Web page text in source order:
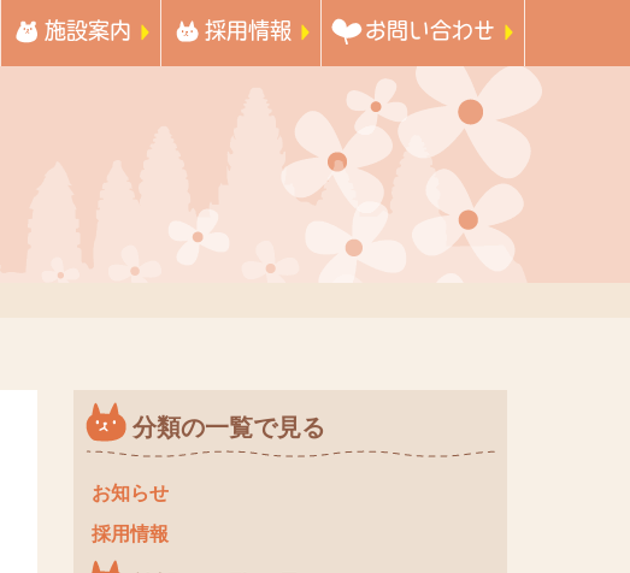
施設案内 採用情報 お問い合わせ
分類の一覧で見る
お知らせ
採用情報